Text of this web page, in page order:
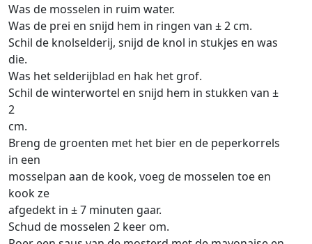
Was de mosselen in ruim water.
Was de prei en snijd hem in ringen van ± 2 cm.
Schil de knolselderij, snijd de knol in stukjes en was
die.
Was het selderijblad en hak het grof.
Schil de winterwortel en snijd hem in stukken van ±
2
cm.
Breng de groenten met het bier en de peperkorrels
in een
mosselpan aan de kook, voeg de mosselen toe en
kook ze
afgedekt in ± 7 minuten gaar.
Schud de mosselen 2 keer om.